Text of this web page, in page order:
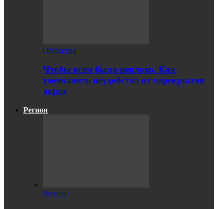
Общество
Чтобы всем было неплохо. Как
уменьшить неудобства от перекрытия
дорог
Регион
Регион